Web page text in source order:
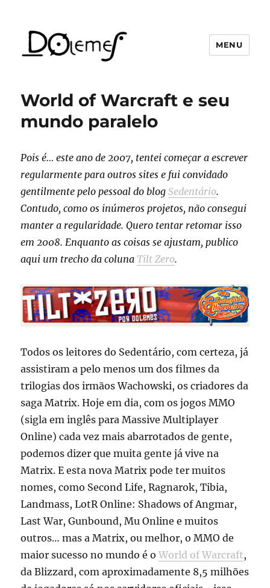
MENU
World of Warcraft e seu
mundo paralelo
Pois é… este ano de 2007, tentei começar a escrever
regularmente para outros sites e fui convidado
gentilmente pelo pessoal do blogSedentário.
Contudo, como os inúmeros projetos, não consegui
manter a regularidade. Quero tentar retomar isso
em 2008. Enquanto as coisas se ajustam, publico
aqui um trecho da coluna Tilt Zero.
Todos os leitores do Sedentário, com certeza, já
assistiram a pelo menos um dos filmes da
trilogias dos irmãos Wachowski, os criadores da
saga Matrix. Hoje em dia, com os jogos MMO
(sigla em inglês para Massive Multiplayer
Online) cada vez mais abarrotados de gente,
podemos dizer que muita gente já vive na
Matrix. E esta nova Matrix pode ter muitos
nomes, como Second Life, Ragnarok, Tibia,
Landmass, LotR Online: Shadows of Angmar,
Last War, Gunbound, Mu Online e muitos
outros… mas a Matrix, ou melhor, o MMO de
maior sucesso no mundo é oWorld of Warcraft,
da Blizzard, com aproximadamente 8,5 milhões